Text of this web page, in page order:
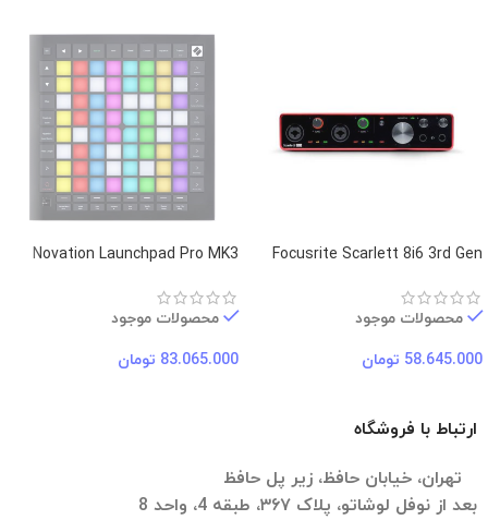
Focusrite Scarlett 8i6 3rd Gen
محصولات موجود
58.645.000 تومان
Novation Launchpad Pro MK3
محصولات موجود
83.065.000 تومان
ارتباط با فروشگاه
تهران، خیابان حافظ، زیر پل حافظ
بعد از نوفل لوشاتو، پلاک ۳۶۷، طبقه 4، واحد 8